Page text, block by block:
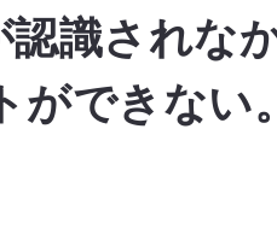
識されな
できない。